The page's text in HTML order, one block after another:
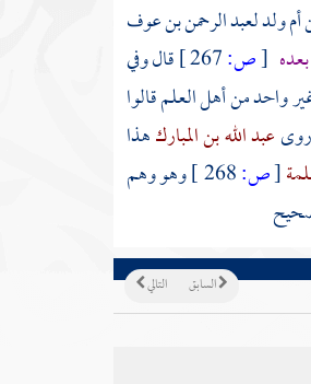
أم ولد لعبد الرحمن بن عوف
[ص:
قال وفي
واحد من أهل العلم قالوا
عبد الله بن المباركهذا
[ص:
وهو وهم
التالي السابق